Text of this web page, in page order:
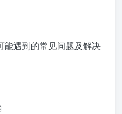
能遇到的常见问题及解决